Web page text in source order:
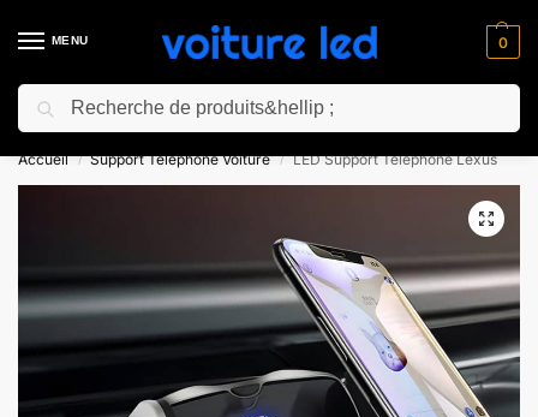
MENU 0
⚡ 10% de réduction pour les nouveaux clients avec le code “NC10”
Accueil / Support Téléphone Voiture / LED Support Téléphone Lexus